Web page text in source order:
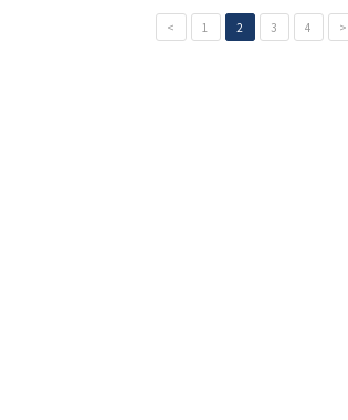
< 1 2 3 4 >